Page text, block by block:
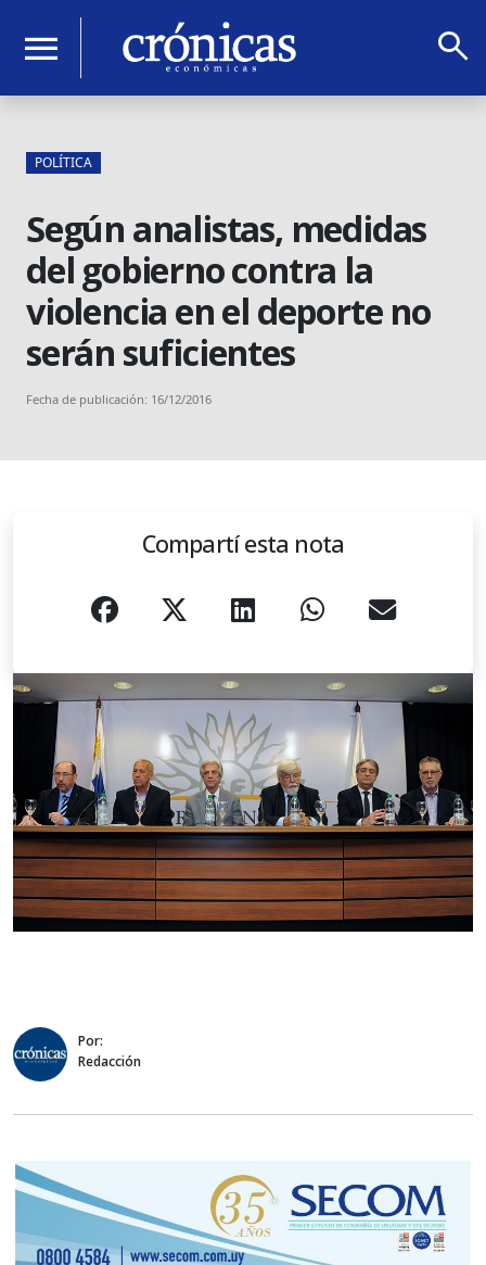
menu search
POLÍTICA
Según analistas, medidas
del gobierno contra la
violencia en el deporte no
serán suficientes
Fecha de publicación: 16/12/2016
Compartí esta nota
Por:
Redacción